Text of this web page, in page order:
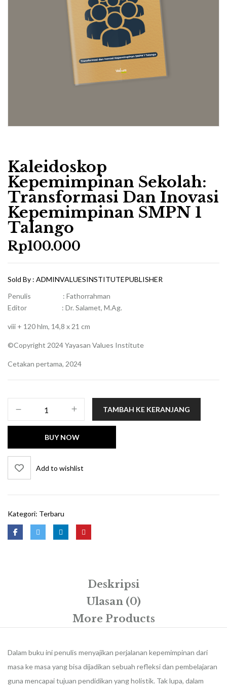
Kaleidoskop
Kepemimpinan Sekolah:
Transformasi Dan Inovasi
Kepemimpinan SMPN 1
Talango
Rp100.000
Sold By : ADMINVALUESINSTITUTEPUBLISHER
Penulis : Fathorrahman
Editor : Dr. Salamet, M.Ag.
viii + 120 hlm, 14,8 x 21 cm
©Copyright 2024 Yayasan Values Institute
Cetakan pertama, 2024
Kaleidoskop
Kepemimpinan
Transformasi
dan
Inovasi
SMPN
Talango
TAMBAH KE KERANJANG
BUY NOW
Add to wishlist
Kategori: Terbaru
Deskripsi
Ulasan (0)
More Products
Dalam buku ini penulis menyajikan perjalanan kepemimpinan dari
masa ke masa yang bisa dijadikan sebuah refleksi dan pembelajaran
guna mencapai tujuan pendidikan yang holistik. Tak lupa, dalam